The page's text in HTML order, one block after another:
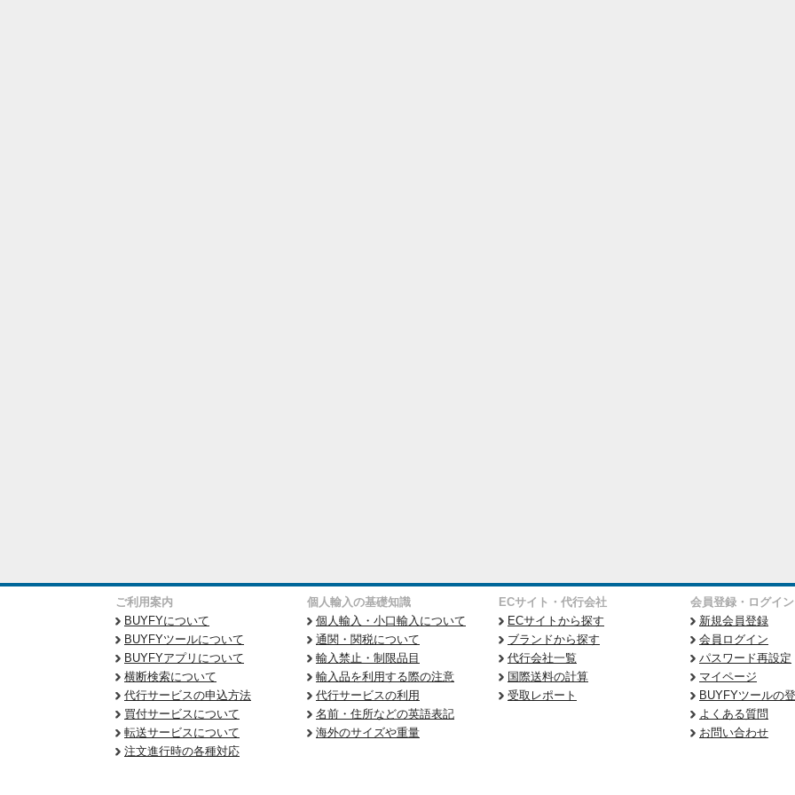
ご利用案内
BUYFYについて
BUYFYツールについて
BUYFYアプリについて
横断検索について
代行サービスの申込方法
買付サービスについて
転送サービスについて
注文進行時の各種対応
個人輸入の基礎知識
個人輸入・小口輸入について
通関・関税について
輸入禁止・制限品目
輸入品を利用する際の注意
代行サービスの利用
名前・住所などの英語表記
海外のサイズや重量
ECサイト・代行会社
ECサイトから探す
ブランドから探す
代行会社一覧
国際送料の計算
受取レポート
会員登録・ログイン
新規会員登録
会員ログイン
パスワード再設定
マイページ
BUYFYツールの
よくある質問
お問い合わせ